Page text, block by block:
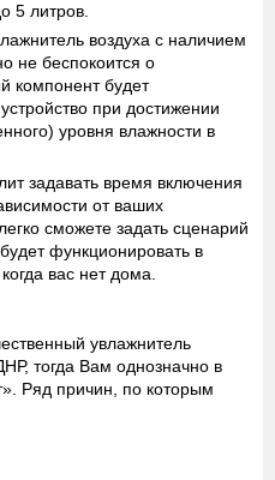
5 литров.
воздуха с наличием
не беспокоится о
компонент будет
при достижении
уровня влажности в
задавать время включения
от ваших
сможете задать сценарий
функционировать в
вас нет дома.
увлажнитель
тогда Вам однозначно в
Ряд причин, по которым